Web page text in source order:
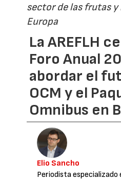
sector de las frutas
Europa
La AREFLH
Foro Anual
abordar el
OCM y el
Omnibus en
Elio Sancho
Periodista